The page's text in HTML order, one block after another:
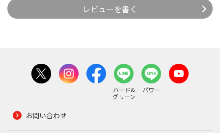
レビューを書く
ハード&
グリーン
パワー
お問い合わせ